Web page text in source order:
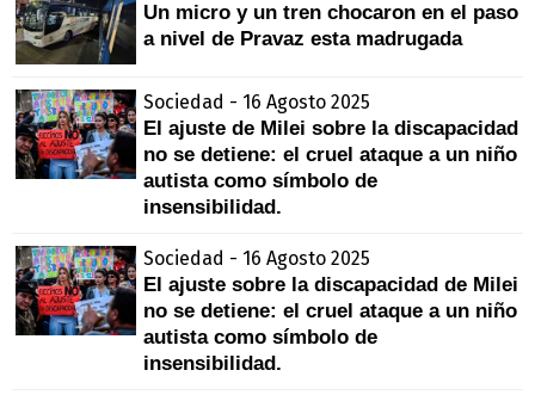
Un micro y un tren chocaron en el paso
a nivel de Pravaz esta madrugada
Sociedad - 16 Agosto 2025
El ajuste de Milei sobre la discapacidad
no se detiene: el cruel ataque a un niño
autista como símbolo de
insensibilidad.
Sociedad - 16 Agosto 2025
El ajuste sobre la discapacidad de Milei
no se detiene: el cruel ataque a un niño
autista como símbolo de
insensibilidad.